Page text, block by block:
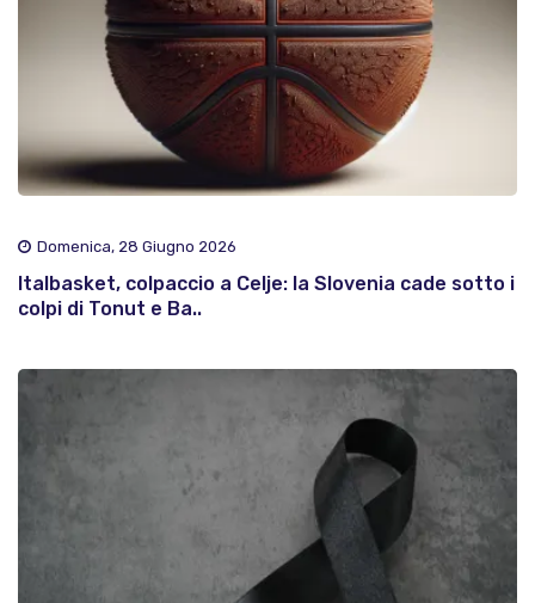
Domenica, 28 Giugno 2026
Italbasket, colpaccio a Celje: la Slovenia cade sotto i
colpi di Tonut e Ba..